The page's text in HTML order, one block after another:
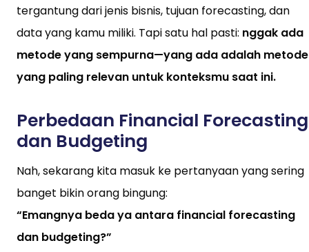
tergantung dari jenis bisnis, tujuan forecasting, dan
data yang kamu miliki. Tapi satu hal pasti: nggak ada
metode yang sempurna—yang ada adalah metode
yang paling relevan untuk konteksmu saat ini.
Perbedaan Financial Forecasting
dan Budgeting
Nah, sekarang kita masuk ke pertanyaan yang sering
banget bikin orang bingung:
“Emangnya beda ya antara financial forecasting
dan budgeting?”